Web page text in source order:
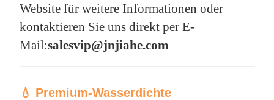
Website für weitere Informationen oder
kontaktieren Sie uns direkt per E-
Mail:salesvip@jnjiahe.com
💧 Premium-Wasserdichte